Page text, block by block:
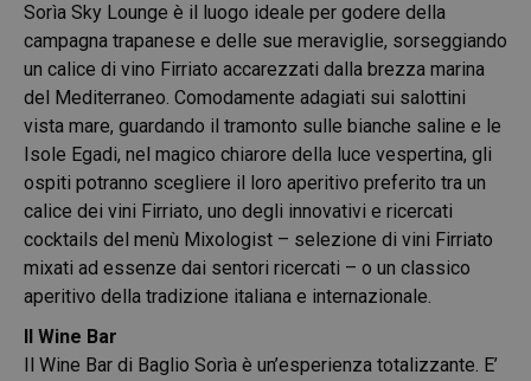
Sorìa Sky Lounge è il luogo ideale per godere della
campagna trapanese e delle sue meraviglie, sorseggiando
un calice di vino Firriato accarezzati dalla brezza marina
del Mediterraneo. Comodamente adagiati sui salottini
vista mare, guardando il tramonto sulle bianche saline e le
Isole Egadi, nel magico chiarore della luce vespertina, gli
ospiti potranno scegliere il loro aperitivo preferito tra un
calice dei vini Firriato, uno degli innovativi e ricercati
cocktails del menù Mixologist – selezione di vini Firriato
mixati ad essenze dai sentori ricercati – o un classico
aperitivo della tradizione italiana e internazionale.
Il Wine Bar
Il Wine Bar di Baglio Sorìa è un’esperienza totalizzante. E’